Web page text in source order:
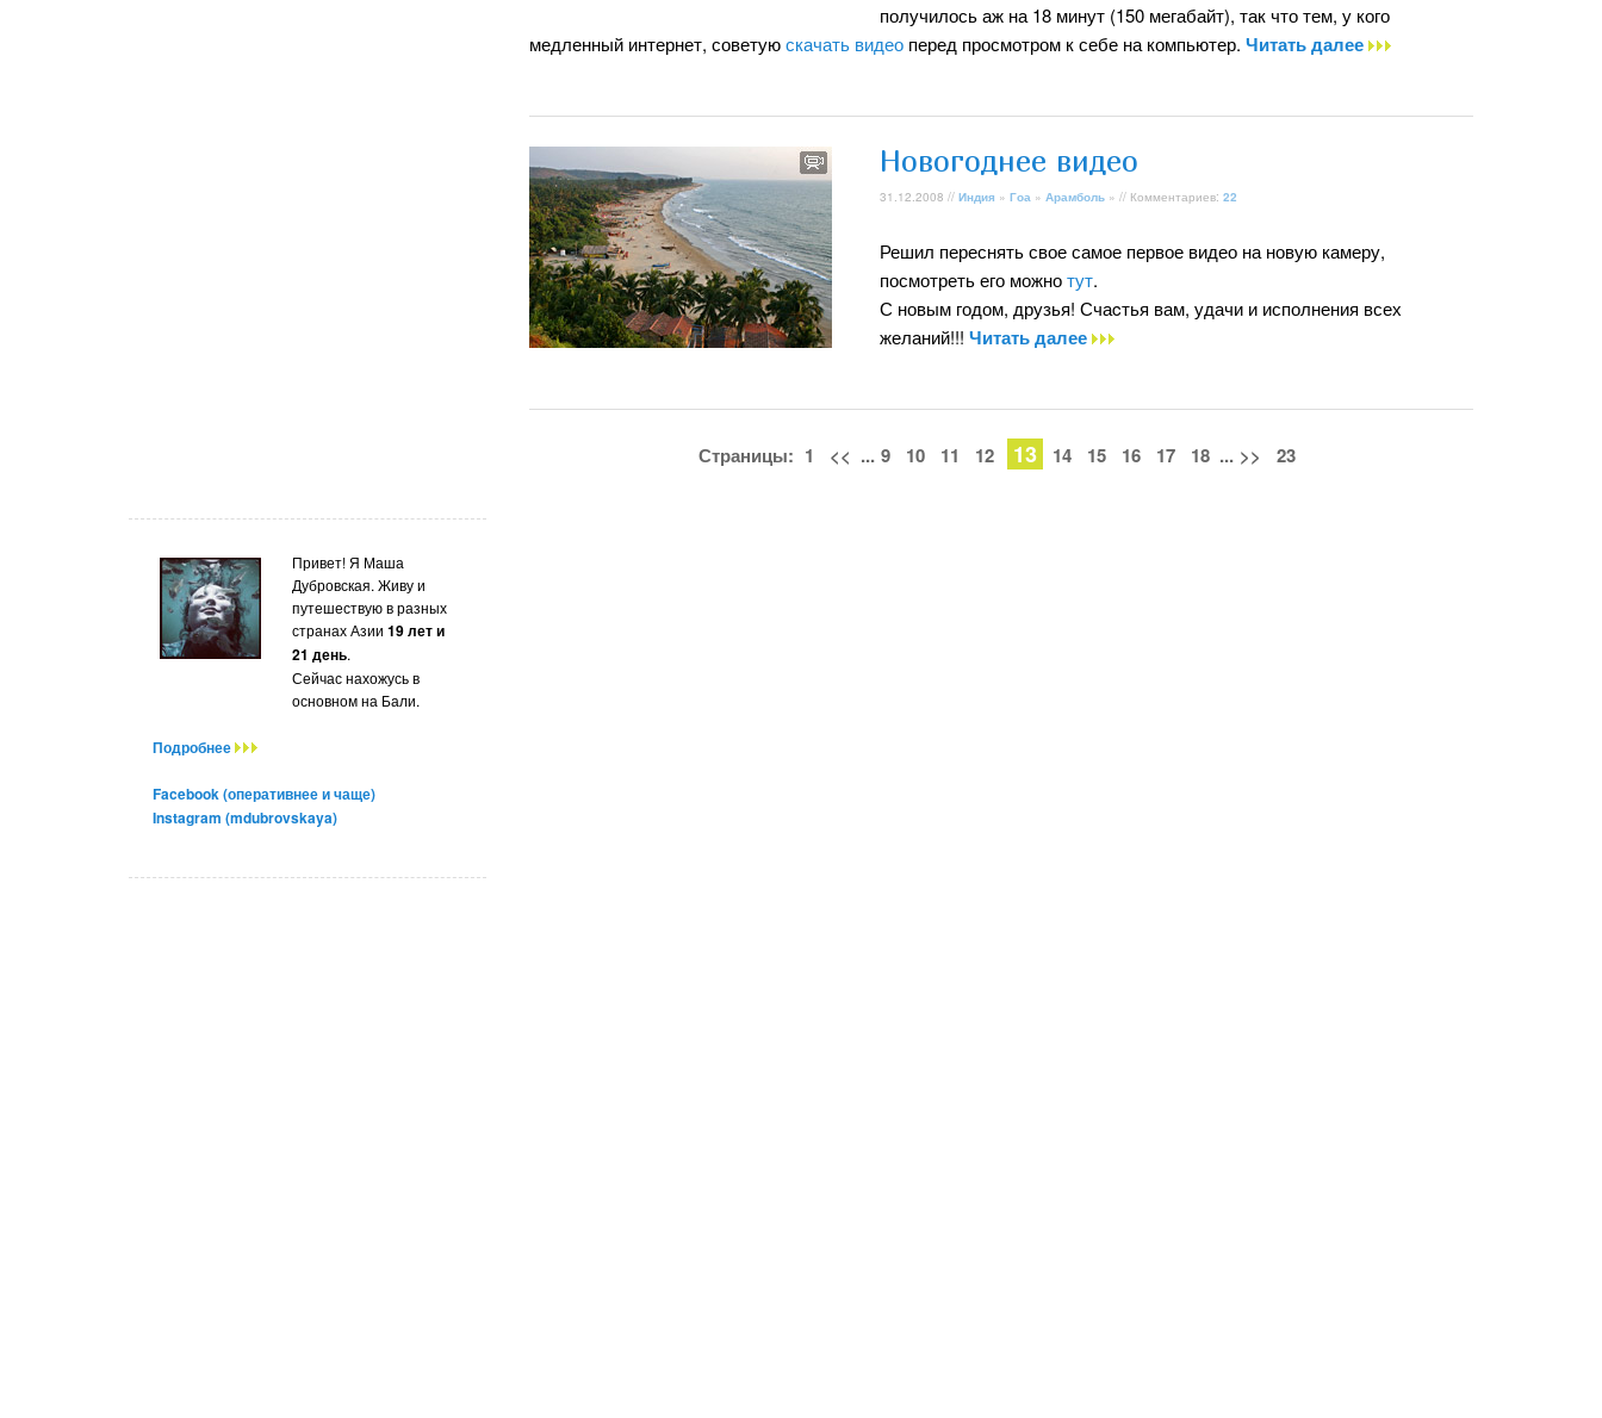
получилось аж на 18 минут (150 мегабайт), так что тем, у кого
медленный интернет, советуюскачать видео перед просмотром к себе на компьютер. Читать далее
Новогоднее видео
31.12.2008 // Индия » Гоа » Арамболь » // Комментариев: 22
Решил переснять свое самое первое видео на новую камеру,
посмотреть его можнотут.
С новым годом, друзья! Счаcтья вам, удачи и исполнения всех
желаний!!! Читать далее
Страницы: 1 << ... 9 10 11 12 13 14 15 16 17 18 ... >> 23
Привет! Я Маша
Дубровская. Живу и
путешествую в разных
странах Азии 19 лет и
21 день.
Сейчас нахожусь в
основном на Бали.
Подробнее
Facebook (оперативнее и чаще)
Instagram (mdubrovskaya)